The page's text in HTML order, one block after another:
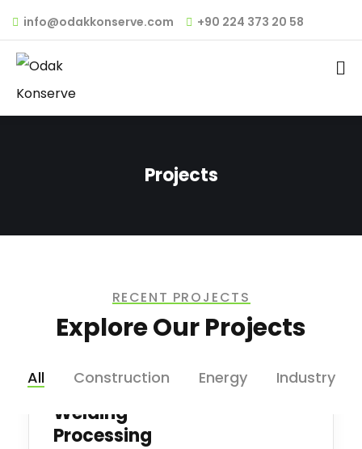
info@odakkonserve.com +90 224 373 20 58
Projects
RECENT PROJECTS
Explore Our Projects
All Construction Energy Industry
Welding
Processing